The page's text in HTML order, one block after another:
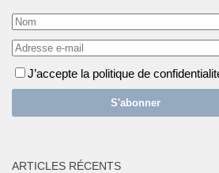
J’accepte la politique de
ARTICLES RÉCENTS